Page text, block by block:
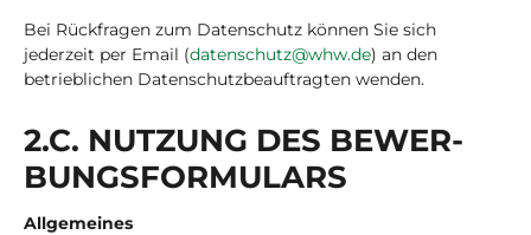
Bei Rückfragen zum Datenschutz können Sie sich
jederzeit per Email (datenschutz@whw.de) an den
betrieblichen Datenschutzbeauftragten wenden.
2.C. NUT­ZUNG DES BE­WER­
BUNGS­FOR­MU­LARS
Allgemeines